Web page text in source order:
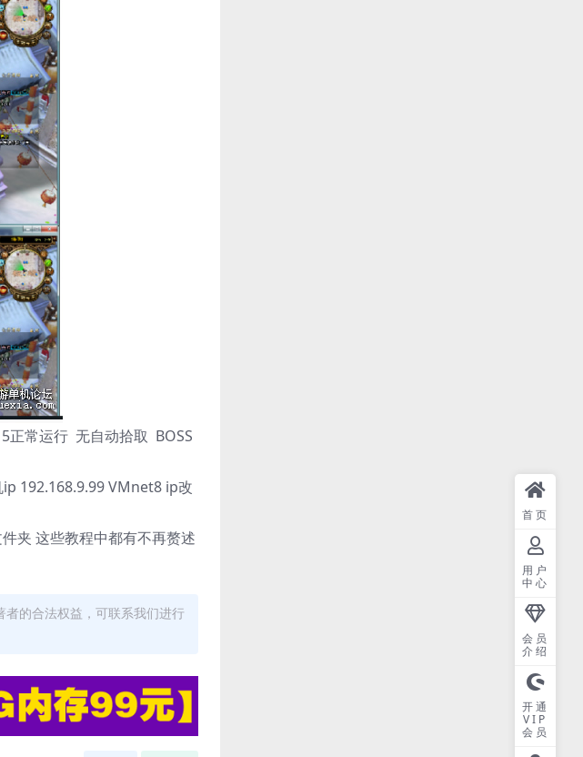
正常运行 无自动拾取 BOSS
192.168.9.99 VMnet8 ip改
夹 这些教程中都有不再赘述
的合法权益，可联系我们进行
首页
用户
中心
会员
介绍
开通
VIP
会员